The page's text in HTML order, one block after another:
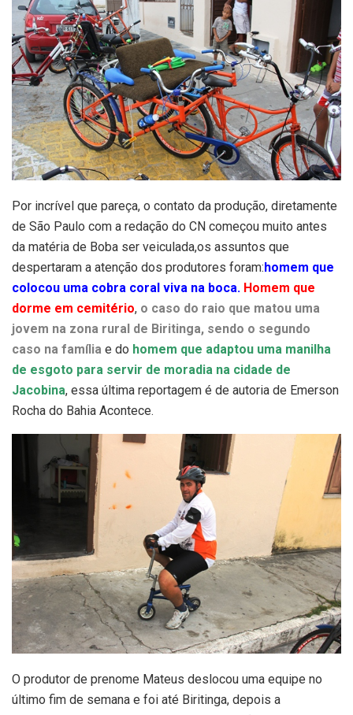
Por incrível que pareça, o contato da produção, diretamente
de São Paulo com a redação do CN começou muito antes
da matéria de Boba ser veiculada,os assuntos que
despertaram a atenção dos produtores foram:homem que
colocou uma cobra coral viva na boca. Homem que
dorme em cemitério, o caso do raio que matou uma
jovem na zona rural de Biritinga, sendo o segundo
caso na família e do homem que adaptou uma manilha
de esgoto para servir de moradia na cidade de
Jacobina, essa última reportagem é de autoria de Emerson
Rocha do Bahia Acontece.
O produtor de prenome Mateus deslocou uma equipe no
último fim de semana e foi até Biritinga, depois a